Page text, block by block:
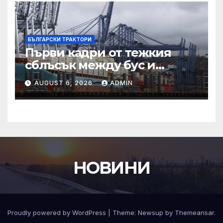
БЪЛГАРСКИ ТРАКТОРИ
Първи кадри от тежкия
сблъсък между бус и
трактор на пътя Пловдив
AUGUST 6, 2026 ADMIN
НОВИНИ
Proudly powered by WordPress Theme: Newsup by Themeansar.